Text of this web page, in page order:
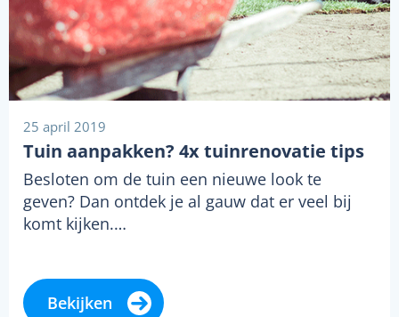
25 april 2019
Tuin aanpakken? 4x tuinrenovatie tips
Besloten om de tuin een nieuwe look te
geven? Dan ontdek je al gauw dat er veel bij
komt kijken.…
Bekijken